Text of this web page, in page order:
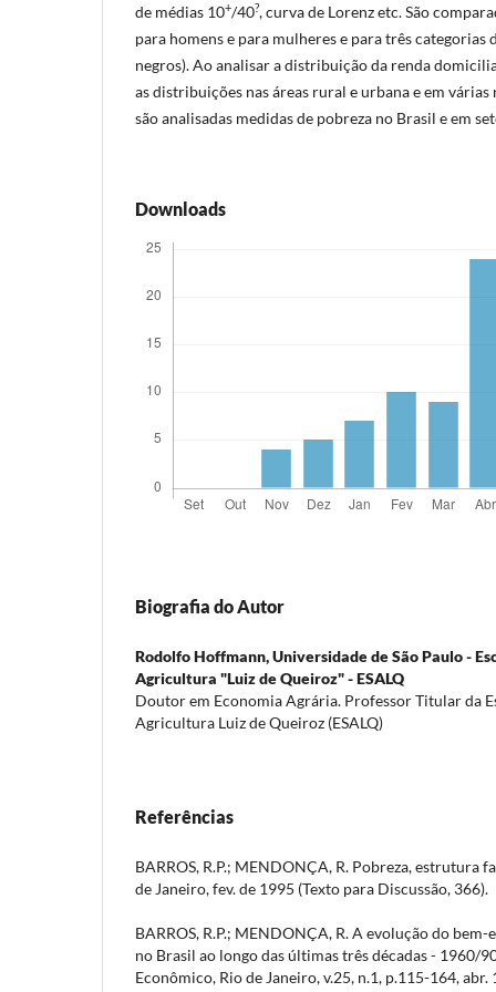
de médias 10+/40?, curva de Lorenz etc. São
para homens e para mulheres e para três categorias
negros). Ao analisar a distribuição da renda
as distribuições nas áreas rural e urbana e em várias
são analisadas medidas de pobreza no Brasil e em
Downloads
Biografia do Autor
Rodolfo Hoffmann,Universidade de São Paulo -
Agricultura "Luiz de Queiroz" - ESALQ
Doutor em Economia Agrária. Professor Titular da
Agricultura Luiz de Queiroz (ESALQ)
Referências
BARROS, R.P.; MENDONÇA, R. Pobreza, estrutura
de Janeiro, fev. de 1995 (Texto para Discussão, 366).
BARROS, R.P.; MENDONÇA, R. A evolução do
no Brasil ao longo das últimas três décadas - 1960/
Econômico, Rio de Janeiro, v.25, n.1, p.115-164, abr.